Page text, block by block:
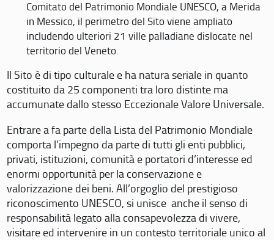
Comitato del Patrimonio Mondiale UNESCO, a Merida
in Messico, il perimetro del Sito viene ampliato
includendo ulteriori 21 ville palladiane dislocate nel
territorio del Veneto.
Il Sito è di tipo culturale e ha natura seriale in quanto
costituito da 25 componenti tra loro distinte ma
accumunate dallo stesso Eccezionale Valore Universale.
Entrare a fa parte della Lista del Patrimonio Mondiale
comporta l’impegno da parte di tutti gli enti pubblici,
privati, istituzioni, comunità e portatori d’interesse ed
enormi opportunità per la conservazione e
valorizzazione dei beni. All’orgoglio del prestigioso
riconoscimento UNESCO, si unisce anche il senso di
responsabilità legato alla consapevolezza di vivere,
visitare ed intervenire in un contesto territoriale unico al